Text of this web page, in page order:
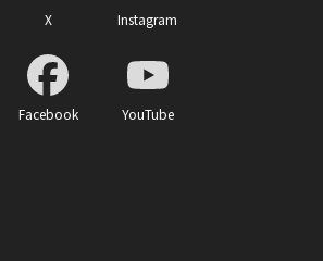
X Instagram
Facebook YouTube